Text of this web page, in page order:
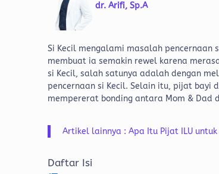
dr. Arifi, Sp.A
Si Kecil mengalami masalah pencernaan
membuat ia semakin rewel karena
si Kecil, salah satunya adalah dengan
pencernaan si Kecil. Selain itu, pijat bayi
mempererat bonding antara Mom & Dad
Artikel lainnya : Apa Itu Pijat ILU
Daftar Isi